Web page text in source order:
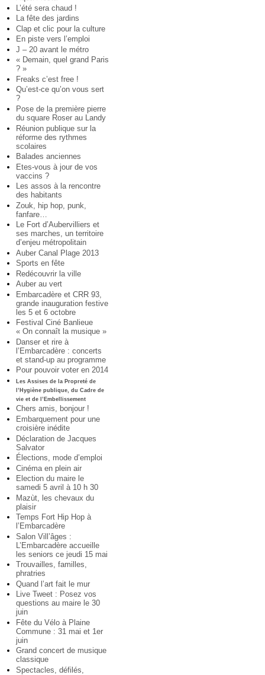
L’été sera chaud !
La fête des jardins
Clap et clic pour la culture
En piste vers l’emploi
J – 20 avant le métro
« Demain, quel grand Paris
? »
Freaks c’est free !
Qu’est-ce qu’on vous sert
?
Pose de la première pierre
du square Roser au Landy
Réunion publique sur la
réforme des rythmes
scolaires
Balades anciennes
Etes-vous à jour de vos
vaccins ?
Les assos à la rencontre
des habitants
Zouk, hip hop, punk,
fanfare…
Le Fort d’Aubervilliers et
ses marches, un territoire
d’enjeu métropolitain
Auber Canal Plage 2013
Sports en fête
Redécouvrir la ville
Auber au vert
Embarcadère et CRR 93,
grande inauguration festive
les 5 et 6 octobre
Festival Ciné Banlieue
« On connaît la musique »
Danser et rire à
l’Embarcadère : concerts
et stand-up au programme
Pour pouvoir voter en 2014
Les Assises de la Propreté de
l’Hygiène publique, du Cadre de
vie et de l’Embellissement
Chers amis, bonjour !
Embarquement pour une
croisière inédite
Déclaration de Jacques
Salvator
Élections, mode d’emploi
Cinéma en plein air
Election du maire le
samedi 5 avril à 10 h 30
Mazùt, les chevaux du
plaisir
Temps Fort Hip Hop à
l’Embarcadère
Salon Vill’âges :
L’Embarcadère accueille
les seniors ce jeudi 15 mai
Trouvailles, familles,
phratries
Quand l’art fait le mur
Live Tweet : Posez vos
questions au maire le 30
juin
Fête du Vélo à Plaine
Commune : 31 mai et 1er
juin
Grand concert de musique
classique
Spectacles, défilés,